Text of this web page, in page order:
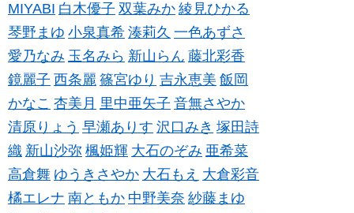
MIYABI 白木優子 双葉みか 綾見ひかる
琴野まゆ 小泉真希 湊莉久 一色あずさ
愛乃なみ 玉名みら 新山らん 藤北彩香
鏡麗子 西条麗 篠宮ゆり 吉永恵美 飯岡
かなこ 杏美月 里中亜矢子 音無さやか
清原りょう 早瀬ありす 沢口みき 塚田詩
織 新山沙弥 楓姫輝 大石のぞみ 亜希菜
高倉舞 ゆうきさやか 大石もえ 大倉彩音
橘エレナ 南ともか 中野美奈 紗藤まゆ